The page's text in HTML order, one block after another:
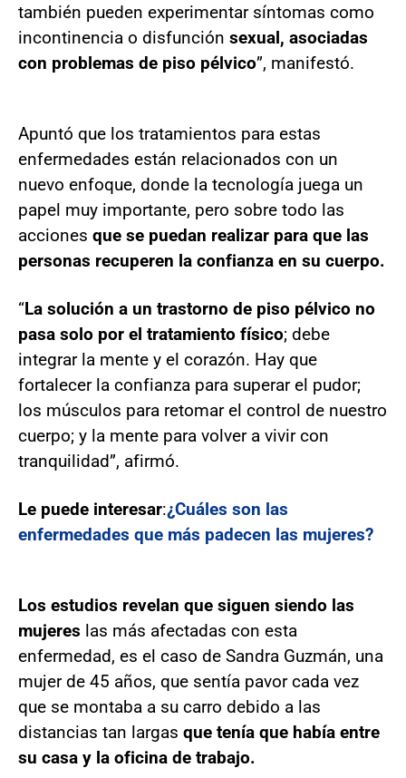
también pueden experimentar síntomas como
incontinencia o disfunción sexual, asociadas
con problemas de piso pélvico”, manifestó.
Apuntó que los tratamientos para estas
enfermedades están relacionados con un
nuevo enfoque, donde la tecnología juega un
papel muy importante, pero sobre todo las
acciones que se puedan realizar para que las
personas recuperen la confianza en su cuerpo.
“La solución a un trastorno de piso pélvico no
pasa solo por el tratamiento físico; debe
integrar la mente y el corazón. Hay que
fortalecer la confianza para superar el pudor;
los músculos para retomar el control de nuestro
cuerpo; y la mente para volver a vivir con
tranquilidad”, afirmó.
Le puede interesar:¿Cuáles son las
enfermedades que más padecen las mujeres?
Los estudios revelan que siguen siendo las
mujeres las más afectadas con esta
enfermedad, es el caso de Sandra Guzmán, una
mujer de 45 años, que sentía pavor cada vez
que se montaba a su carro debido a las
distancias tan largas que tenía que había entre
su casa y la oficina de trabajo.